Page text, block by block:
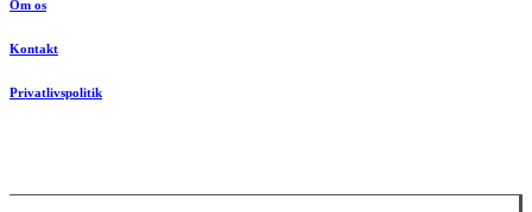
Om os
Kontakt
Privatlivspolitik